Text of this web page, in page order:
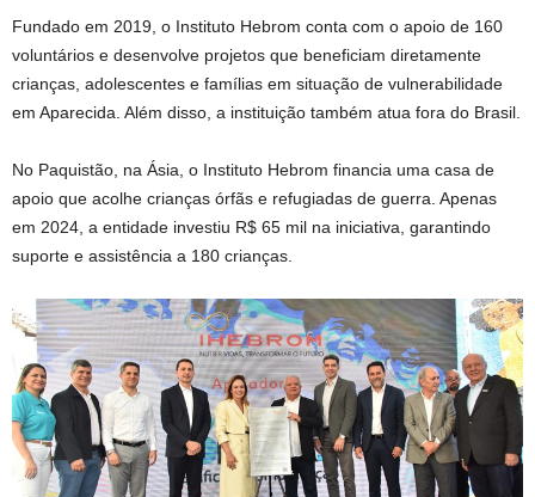
Fundado em 2019, o Instituto Hebrom conta com o apoio de 160
voluntários e desenvolve projetos que beneficiam diretamente
crianças, adolescentes e famílias em situação de vulnerabilidade
em Aparecida. Além disso, a instituição também atua fora do Brasil.
No Paquistão, na Ásia, o Instituto Hebrom financia uma casa de
apoio que acolhe crianças órfãs e refugiadas de guerra. Apenas
em 2024, a entidade investiu R$ 65 mil na iniciativa, garantindo
suporte e assistência a 180 crianças.